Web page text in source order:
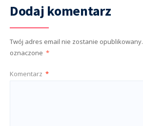
Dodaj komentarz
Twój adres email nie zostanie opublikowany.
oznaczone *
Komentarz *